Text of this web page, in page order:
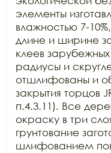
элементы
влажностью 7-
длине и ширине
клеев
радиусы и
отшлифованы и
закрытия торцов
п.4.3.11). Все
окраску в три
грунтование
шлифованием